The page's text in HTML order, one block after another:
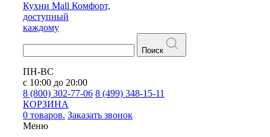
Кухни Mall Комфорт,
доступный
каждому
Поиск
ПН-ВС
с 10:00 до 20:00
8 (800) 302-77-06 8 (499) 348-15-11
КОРЗИНА
0 товаров. Заказать звонок
Меню